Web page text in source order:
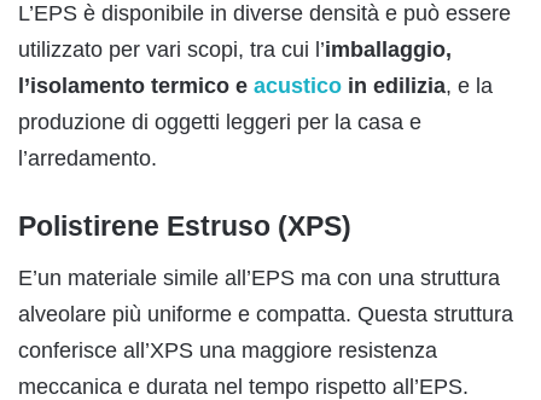
L’EPS è disponibile in diverse densità e può essere
utilizzato per vari scopi, tra cui l’imballaggio,
l’isolamento termico e acustico in edilizia, e la
produzione di oggetti leggeri per la casa e
l’arredamento.
Polistirene Estruso (XPS)
E’un materiale simile all’EPS ma con una struttura
alveolare più uniforme e compatta. Questa struttura
conferisce all’XPS una maggiore resistenza
meccanica e durata nel tempo rispetto all’EPS.